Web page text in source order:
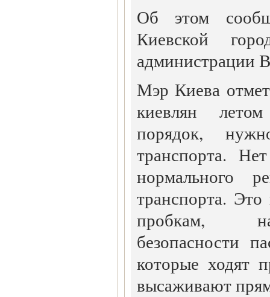
Об этом
Киевской
администрации
Мэр Киева
киевлян
порядок,
транспорта.
нормального
транспорта.
пробкам,
безопасности
которые ходят
высаживают